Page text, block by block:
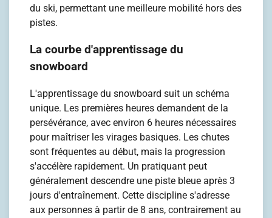
du ski, permettant une meilleure mobilité hors des
pistes.
La courbe d'apprentissage du
snowboard
L'apprentissage du snowboard suit un schéma
unique. Les premières heures demandent de la
persévérance, avec environ 6 heures nécessaires
pour maîtriser les virages basiques. Les chutes
sont fréquentes au début, mais la progression
s'accélère rapidement. Un pratiquant peut
généralement descendre une piste bleue après 3
jours d'entraînement. Cette discipline s'adresse
aux personnes à partir de 8 ans, contrairement au